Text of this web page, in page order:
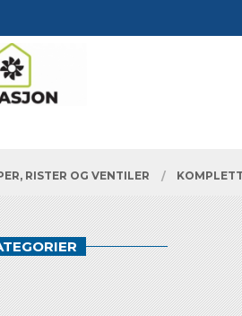
RISTER OG VENTILER